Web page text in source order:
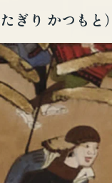
ぎり かつもと）